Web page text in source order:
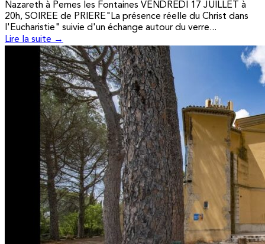
Nazareth à Pernes les Fontaines VENDREDI 17 JUILLET à
20h, SOIREE de PRIERE"La présence réelle du Christ dans
l'Eucharistie" suivie d'un échange autour du verre...
Lire la suite →